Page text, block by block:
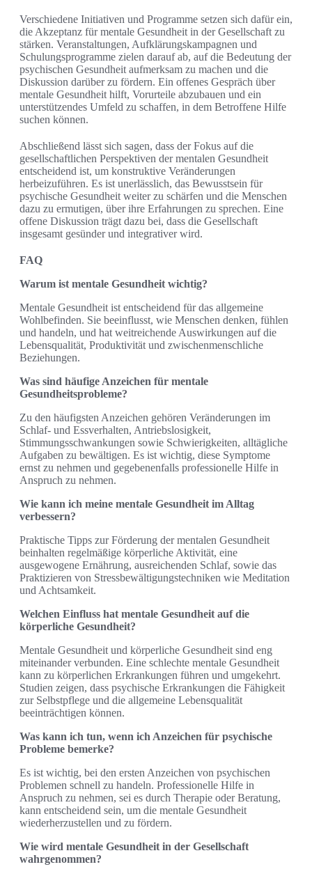
Verschiedene Initiativen und Programme setzen sich dafür ein,
die Akzeptanz für mentale Gesundheit in der Gesellschaft zu
stärken. Veranstaltungen, Aufklärungskampagnen und
Schulungsprogramme zielen darauf ab, auf die Bedeutung der
psychischen Gesundheit aufmerksam zu machen und die
Diskussion darüber zu fördern. Ein offenes Gespräch über
mentale Gesundheit hilft, Vorurteile abzubauen und ein
unterstützendes Umfeld zu schaffen, in dem Betroffene Hilfe
suchen können.
Abschließend lässt sich sagen, dass der Fokus auf die
gesellschaftlichen Perspektiven der mentalen Gesundheit
entscheidend ist, um konstruktive Veränderungen
herbeizuführen. Es ist unerlässlich, das Bewusstsein für
psychische Gesundheit weiter zu schärfen und die Menschen
dazu zu ermutigen, über ihre Erfahrungen zu sprechen. Eine
offene Diskussion trägt dazu bei, dass die Gesellschaft
insgesamt gesünder und integrativer wird.
FAQ
Warum ist mentale Gesundheit wichtig?
Mentale Gesundheit ist entscheidend für das allgemeine
Wohlbefinden. Sie beeinflusst, wie Menschen denken, fühlen
und handeln, und hat weitreichende Auswirkungen auf die
Lebensqualität, Produktivität und zwischenmenschliche
Beziehungen.
Was sind häufige Anzeichen für mentale
Gesundheitsprobleme?
Zu den häufigsten Anzeichen gehören Veränderungen im
Schlaf- und Essverhalten, Antriebslosigkeit,
Stimmungsschwankungen sowie Schwierigkeiten, alltägliche
Aufgaben zu bewältigen. Es ist wichtig, diese Symptome
ernst zu nehmen und gegebenenfalls professionelle Hilfe in
Anspruch zu nehmen.
Wie kann ich meine mentale Gesundheit im Alltag
verbessern?
Praktische Tipps zur Förderung der mentalen Gesundheit
beinhalten regelmäßige körperliche Aktivität, eine
ausgewogene Ernährung, ausreichenden Schlaf, sowie das
Praktizieren von Stressbewältigungstechniken wie Meditation
und Achtsamkeit.
Welchen Einfluss hat mentale Gesundheit auf die
körperliche Gesundheit?
Mentale Gesundheit und körperliche Gesundheit sind eng
miteinander verbunden. Eine schlechte mentale Gesundheit
kann zu körperlichen Erkrankungen führen und umgekehrt.
Studien zeigen, dass psychische Erkrankungen die Fähigkeit
zur Selbstpflege und die allgemeine Lebensqualität
beeinträchtigen können.
Was kann ich tun, wenn ich Anzeichen für psychische
Probleme bemerke?
Es ist wichtig, bei den ersten Anzeichen von psychischen
Problemen schnell zu handeln. Professionelle Hilfe in
Anspruch zu nehmen, sei es durch Therapie oder Beratung,
kann entscheidend sein, um die mentale Gesundheit
wiederherzustellen und zu fördern.
Wie wird mentale Gesundheit in der Gesellschaft
wahrgenommen?